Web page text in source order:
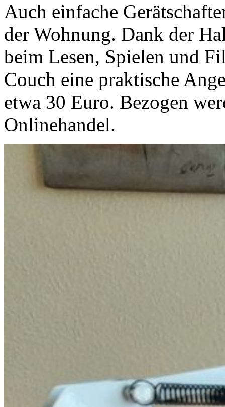
Auch einfache
der Wohnung. Dank der
beim Lesen, Spielen und
Couch eine praktische
etwa 30 Euro. Bezogen
Onlinehandel.